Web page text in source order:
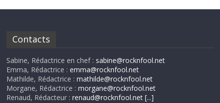
Contacts
Sabine, Rédactrice en chef : sabine@rocknfool.net
Emma, Rédactrice :emma@rocknfool.net
Mathilde, Rédactrice :mathilde@rocknfool.net
Morgane, Rédactrice :morgane@rocknfool.net
Renaud, Rédacteur :renaud@rocknfool.net [...]